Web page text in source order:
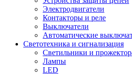
Электродвигатели
Контакторы и реле
Выключатели
Автоматические
Светотехника и сигнализация
Светильники и
Лампы
LED